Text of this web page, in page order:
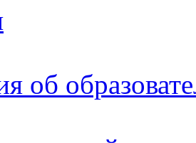
об